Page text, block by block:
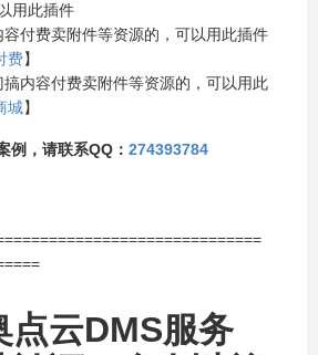
用此插件
付费卖附件等资源的，可以用此插件
费】
内容付费卖附件等资源的，可以用此
城】
例，请联系QQ： 274393784
点云DMS服务